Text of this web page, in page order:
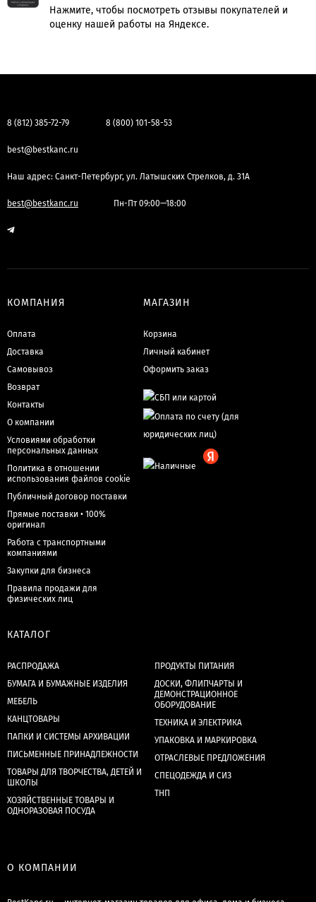
Нажмите, чтобы посмотреть отзывы покупателей и
оценку нашей работы на Яндексе.
8 (812) 385-72-79 8 (800) 101-58-53
best@bestkanc.ru
Наш адрес: Санкт-Петербург, ул. Латышских Стрелков, д. 31А
best@bestkanc.ru Пн-Пт 09:00—18:00
КОМПАНИЯ
Оплата
Доставка
Самовывоз
Возврат
Контакты
О компании
Условиями обработки
персональных данных
Политика в отношении
использования файлов cookie
Публичный договор поставки
Прямые поставки • 100%
оригинал
Работа с транспортными
компаниями
Закупки для бизнеса
Правила продажи для
физических лиц
МАГАЗИН
Корзина
Личный кабинет
Оформить заказ
КАТАЛОГ
РАСПРОДАЖА
БУМАГА И БУМАЖНЫЕ ИЗДЕЛИЯ
МЕБЕЛЬ
КАНЦТОВАРЫ
ПАПКИ И СИСТЕМЫ АРХИВАЦИИ
ПИСЬМЕННЫЕ ПРИНАДЛЕЖНОСТИ
ТОВАРЫ ДЛЯ ТВОРЧЕСТВА, ДЕТЕЙ И
ШКОЛЫ
ХОЗЯЙСТВЕННЫЕ ТОВАРЫ И
ОДНОРАЗОВАЯ ПОСУДА
ПРОДУКТЫ ПИТАНИЯ
ДОСКИ, ФЛИПЧАРТЫ И
ДЕМОНСТРАЦИОННОЕ
ОБОРУДОВАНИЕ
ТЕХНИКА И ЭЛЕКТРИКА
УПАКОВКА И МАРКИРОВКА
ОТРАСЛЕВЫЕ ПРЕДЛОЖЕНИЯ
СПЕЦОДЕЖДА И СИЗ
ТНП
О КОМПАНИИ